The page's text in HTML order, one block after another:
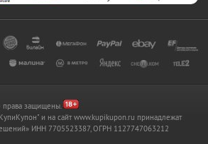
защищены.
и на сайт www.kupikupon.ru принадлежат
ИНН 7705523387, ОГРН 1127747063212